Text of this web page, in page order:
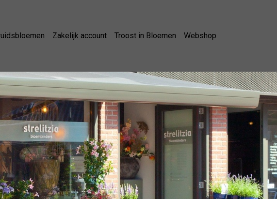
Zakelijk account Troost in Bloemen Webshop